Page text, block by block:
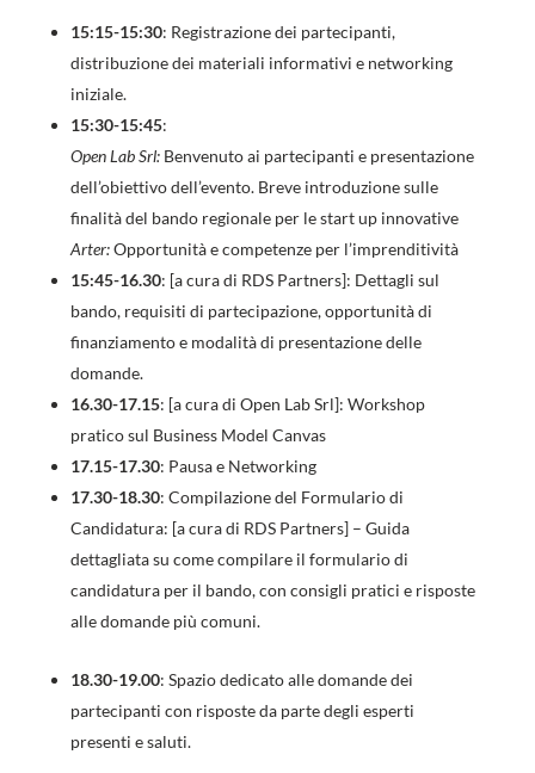
15:15-15:30: Registrazione dei partecipanti,
distribuzione dei materiali informativi e networking
iniziale.
15:30-15:45:
Open Lab Srl:Benvenuto ai partecipanti e presentazione
dell’obiettivo dell’evento. Breve introduzione sulle
finalità del bando regionale per le start up innovative
Arter:Opportunità e competenze per l’imprenditività
15:45-16.30: [a cura di RDS Partners]: Dettagli sul
bando, requisiti di partecipazione, opportunità di
finanziamento e modalità di presentazione delle
domande.
16.30-17.15: [a cura di Open Lab Srl]: Workshop
pratico sul Business Model Canvas
17.15-17.30: Pausa e Networking
17.30-18.30: Compilazione del Formulario di
Candidatura: [a cura di RDS Partners] – Guida
dettagliata su come compilare il formulario di
candidatura per il bando, con consigli pratici e risposte
alle domande più comuni.
18.30-19.00: Spazio dedicato alle domande dei
partecipanti con risposte da parte degli esperti
presenti e saluti.